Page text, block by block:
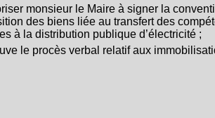
monsieur le Maire à signer la
des biens liée au transfert des
à la distribution publique d’électricité ;
le procès verbal relatif aux